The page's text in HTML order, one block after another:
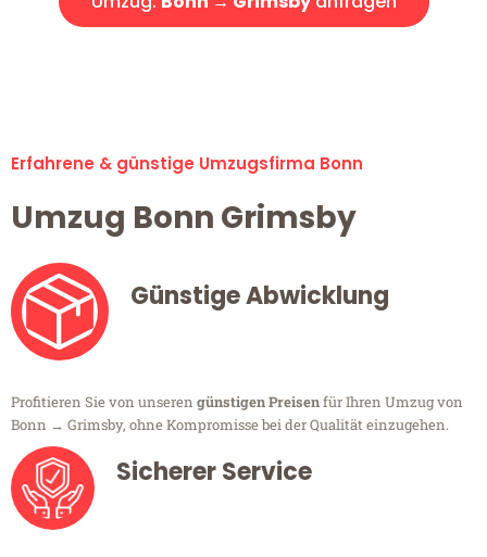
Erfahrene & günstige Umzugsfirma Bonn
Umzug Bonn Grimsby
Günstige Abwicklung
Profitieren Sie von unseren günstigen Preisenfür Ihren Umzug von
Bonn → Grimsby, ohne Kompromisse bei der Qualität einzugehen.
Sicherer Service